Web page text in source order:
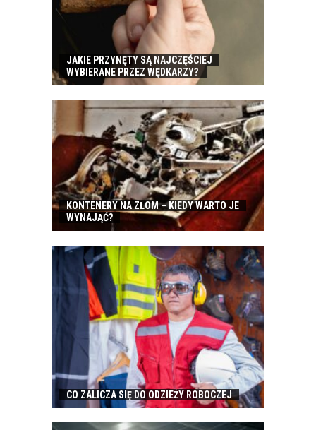
JAKIE PRZYNĘTY SĄ NAJCZĘŚCIEJ
WYBIERANE PRZEZ WĘDKARZY?
KONTENERY NA ZŁOM – KIEDY WARTO JE
WYNAJĄĆ?
CO ZALICZA SIĘ DO ODZIEŻY ROBOCZEJ